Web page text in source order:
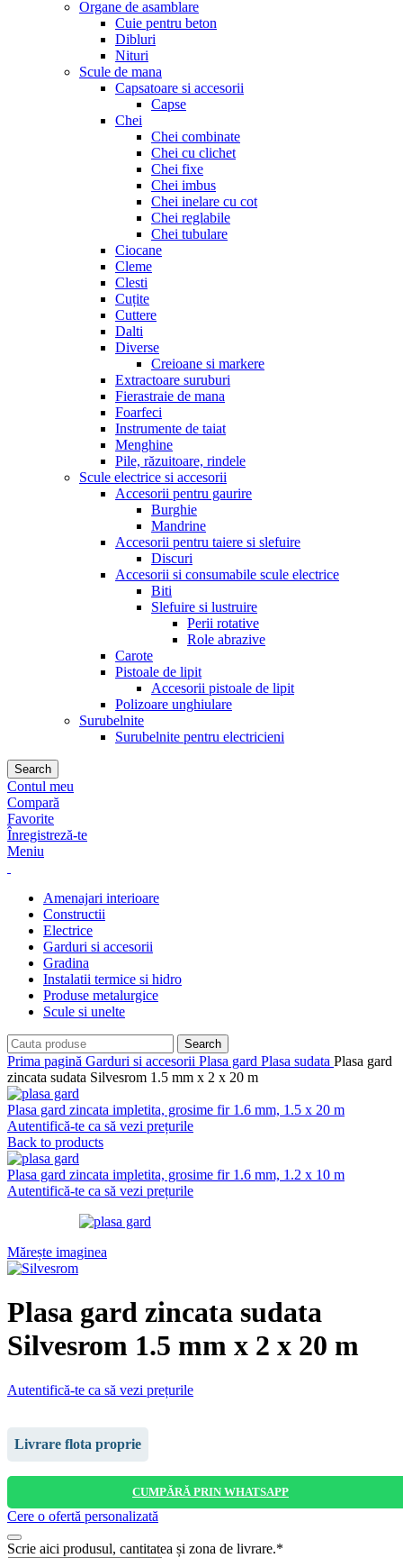
Organe de asamblare
Cuie pentru beton
Dibluri
Nituri
Scule de mana
Capsatoare si accesorii
Capse
Chei
Chei combinate
Chei cu clichet
Chei fixe
Chei imbus
Chei inelare cu cot
Chei reglabile
Chei tubulare
Ciocane
Cleme
Clesti
Cuțite
Cuttere
Dalti
Diverse
Creioane si markere
Extractoare suruburi
Fierastraie de mana
Foarfeci
Instrumente de taiat
Menghine
Pile, răzuitoare, rindele
Scule electrice si accesorii
Accesorii pentru gaurire
Burghie
Mandrine
Accesorii pentru taiere si slefuire
Discuri
Accesorii si consumabile scule electrice
Biti
Slefuire si lustruire
Perii rotative
Role abrazive
Carote
Pistoale de lipit
Accesorii pistoale de lipit
Polizoare unghiulare
Surubelnite
Surubelnite pentru electricieni
Search
Contul meu
Compară
Favorite
Înregistreză-te
Meniu
Amenajari interioare
Constructii
Electrice
Garduri si accesorii
Gradina
Instalatii termice si hidro
Produse metalurgice
Scule si unelte
Search
Prima pagină Garduri si accesorii Plasa gard Plasa sudata Plasa gard
zincata sudata Silvesrom 1.5 mm x 2 x 20 m
Plasa gard zincata impletita, grosime fir 1.6 mm, 1.5 x 20 m
Autentifică-te ca să vezi prețurile
Back to products
Plasa gard zincata impletita, grosime fir 1.6 mm, 1.2 x 10 m
Autentifică-te ca să vezi prețurile
Mărește imaginea
Plasa gard zincata sudata
Silvesrom 1.5 mm x 2 x 20 m
Autentifică-te ca să vezi prețurile
Livrare flota proprie
CUMPĂRĂ PRIN WHATSAPP
Cere o ofertă personalizată
Scrie aici produsul, cantitatea și zona de livrare.*